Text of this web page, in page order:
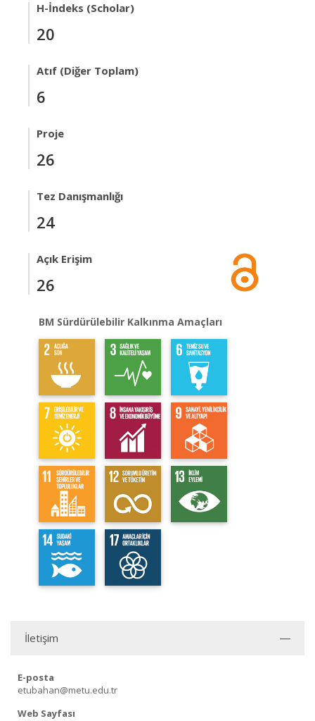
H-İndeks (Scholar)
20
Atıf (Diğer Toplam)
6
Proje
26
Tez Danışmanlığı
24
Açık Erişim
26
BM Sürdürülebilir Kalkınma Amaçları
İletişim
E-posta
etubahan@metu.edu.tr
Web Sayfası